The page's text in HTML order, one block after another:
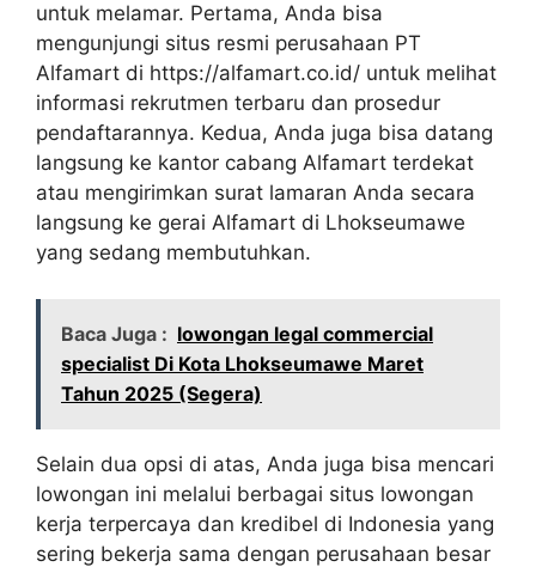
untuk melamar. Pertama, Anda bisa
mengunjungi situs resmi perusahaan PT
Alfamart di https://alfamart.co.id/ untuk melihat
informasi rekrutmen terbaru dan prosedur
pendaftarannya. Kedua, Anda juga bisa datang
langsung ke kantor cabang Alfamart terdekat
atau mengirimkan surat lamaran Anda secara
langsung ke gerai Alfamart di Lhokseumawe
yang sedang membutuhkan.
Baca Juga : lowongan legal commercial
specialist Di Kota Lhokseumawe Maret
Tahun 2025 (Segera)
Selain dua opsi di atas, Anda juga bisa mencari
lowongan ini melalui berbagai situs lowongan
kerja terpercaya dan kredibel di Indonesia yang
sering bekerja sama dengan perusahaan besar